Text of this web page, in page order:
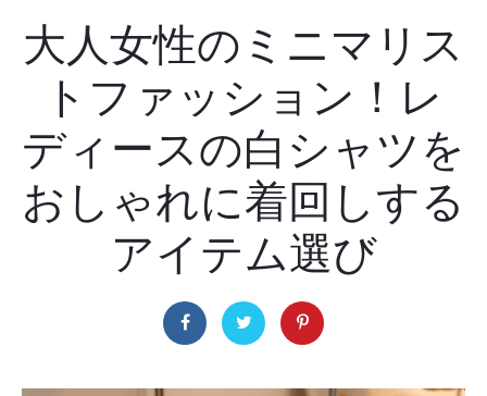
大人女性のミニマリス
トファッション！レ
ディースの白シャツを
おしゃれに着回しする
アイテム選び